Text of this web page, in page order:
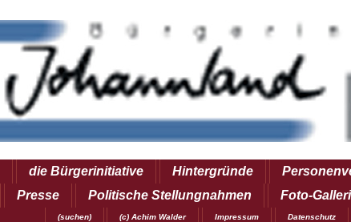
die Bürgerinitiative Hintergründe
Presse Politische Stellungnahmen Foto-
(suchen) (c) Achim Walder Impressum Datenschutz